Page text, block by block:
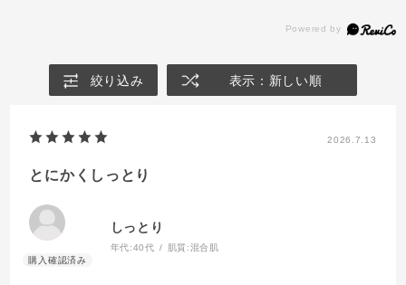
絞り込み 表示：新しい順
2026.7.13
とにかくしっとり
しっとり
年代:40代 肌質:混合肌